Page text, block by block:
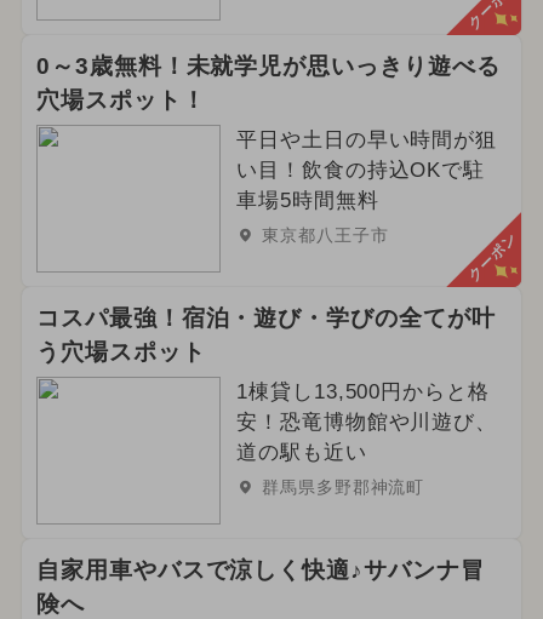
0～3歳無料！未就学児が思いっきり遊べる
穴場スポット！
平日や土日の早い時間が狙
い目！飲食の持込OKで駐
車場5時間無料
東京都八王子市 クーポン
コスパ最強！宿泊・遊び・学びの全てが叶
う穴場スポット
1棟貸し13,500円からと格
安！恐竜博物館や川遊び、
道の駅も近い
群馬県多野郡神流町
自家用車やバスで涼しく快適♪サバンナ冒
険へ